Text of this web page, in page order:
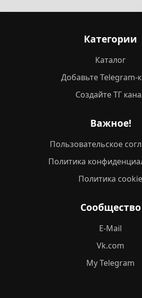
Категории
Каталог
Добавьте Telegram-
Создайте ТГ
Важное!
Пользовательское
Политика
Политика cookie
Сообщество
E-Mail
Vk.com
My Telegram